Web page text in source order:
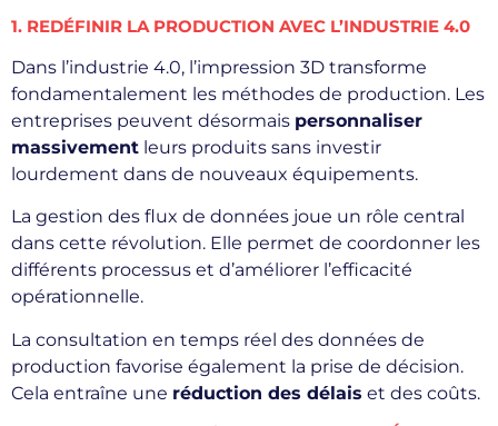
1. REDÉFINIR LA PRODUCTION AVEC L’INDUSTRIE 4.0
Dans l’industrie 4.0, l’impression 3D transforme
fondamentalement les méthodes de production. Les
entreprises peuvent désormais personnaliser
massivement leurs produits sans investir
lourdement dans de nouveaux équipements.
La gestion des flux de données joue un rôle central
dans cette révolution. Elle permet de coordonner les
différents processus et d’améliorer l’efficacité
opérationnelle.
La consultation en temps réel des données de
production favorise également la prise de décision.
Cela entraîne une réduction des délais et des coûts.